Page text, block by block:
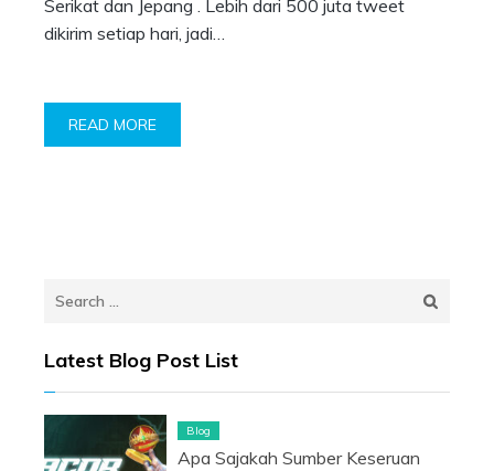
Serikat dan Jepang . Lebih dari 500 juta tweet
dikirim setiap hari, jadi…
READ MORE
Search
Latest Blog Post List
Blog
Apa Sajakah Sumber Keseruan